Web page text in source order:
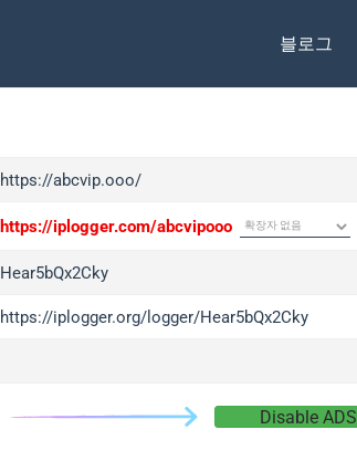
블로그
https://abcvip.ooo/
https://iplogger.com/abcvipooo
Hear5bQx2Cky
https://iplogger.org/logger/Hear5bQx2Cky
Disable ADS